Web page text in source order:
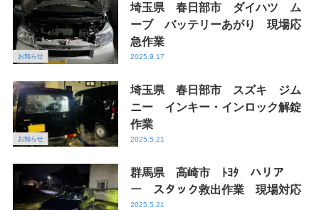
お知らせ
埼玉県 春日部市 ダイハツ ム
ーブ バッテリーあがり 現場応
急作業
2025.9.17
お知らせ
埼玉県 春日部市 スズキ ジム
ニー インキー・インロック解錠
作業
2025.5.21
群馬県 高崎市 ﾄﾖﾀ ハリア
ー スタック救出作業 現場対応
2025.5.21